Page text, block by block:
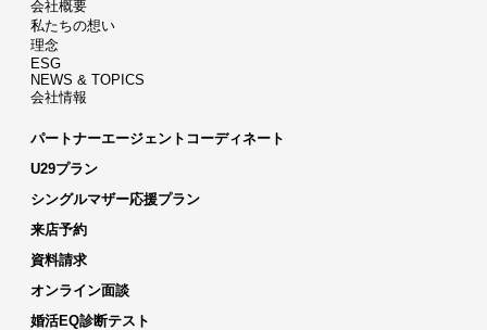
会社概要
私たちの想い
理念
ESG
NEWS & TOPICS
会社情報
パートナーエージェントコーディネート
U29プラン
シングルマザー応援プラン
来店予約
資料請求
オンライン面談
婚活EQ診断テスト